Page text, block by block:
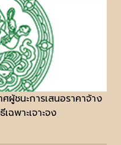
ผู้ชนะการเสนอราคาจ้าง
ฉพาะเจาะจง